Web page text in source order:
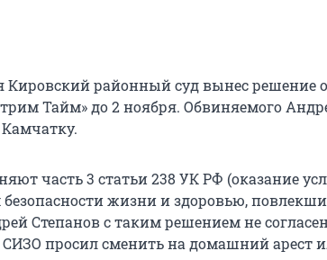
Кировский районный суд вынес решение
Тайм» до 2 ноября. Обвиняемого
часть 3 статьи 238 УК РФ (оказание
жизни и здоровью,
Степанов с таким решением не
просил сменить на домашний арест